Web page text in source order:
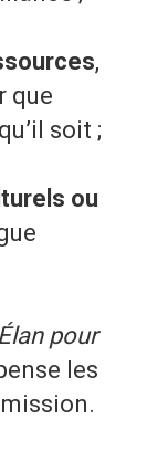
,
que
soit ;
ou
Élan pour
les